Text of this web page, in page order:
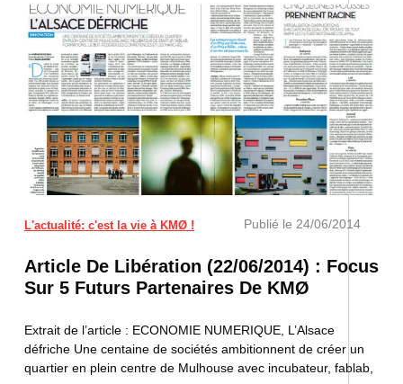
L'actualité: c'est la vie à KMØ ! Publié le 24/06/2014
Article De Libération (22/06/2014) : Focus
Sur 5 Futurs Partenaires De KMØ
Extrait de l’article : ECONOMIE NUMERIQUE, L’Alsace
défriche Une centaine de sociétés ambitionnent de créer un
quartier en plein centre de Mulhouse avec incubateur, fablab,